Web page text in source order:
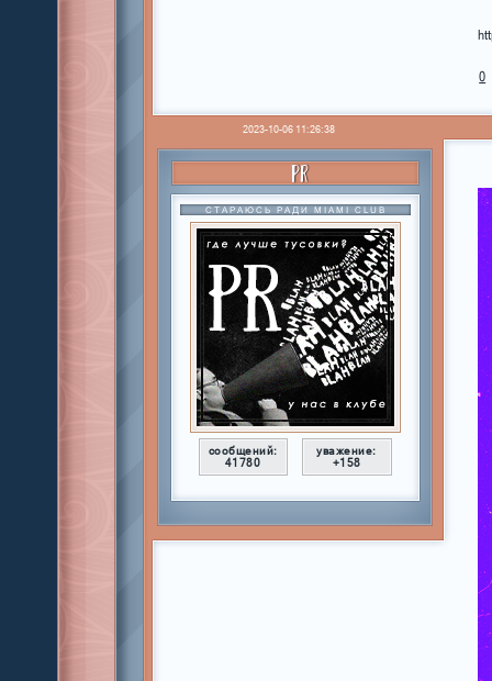
0
2023-10-06 11:26:38
PR
СТАРАЮСЬ РАДИ MIAMI CLUB
сообщений:
41780
уважение:
+158